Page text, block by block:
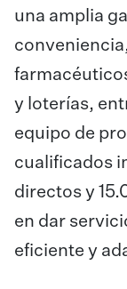
una amplia
y loterías,
equipo de
cualificados
directos y
en dar
eficiente y